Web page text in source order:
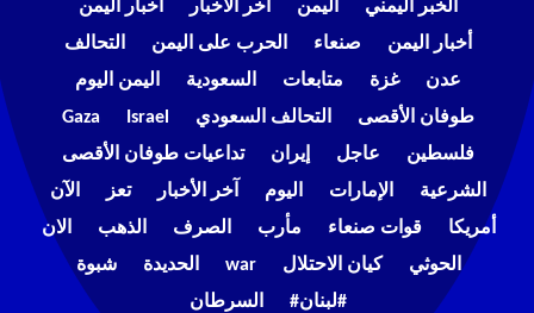
الخبر اليمني اليمن اخر الاخبار
اخبار اليمن
أخبار اليمن
صنعاء الحرب على اليمن
التحالف
عدن
غزة متابعات السعودية
اليمن اليوم
طوفان الأقصى
التحالف السعودي Israel
Gaza
فلسطين
عاجل إيران
تداعيات طوفان الأقصى
الشرعية
الإمارات اليوم آخر الأخبار تعز
الآن
أمريكا
قوات صنعاء مأرب الصرف الذهب
الان
الحوثي
كيان الاحتلال war الحديدة
شبوة
#لبنان#
السرطان